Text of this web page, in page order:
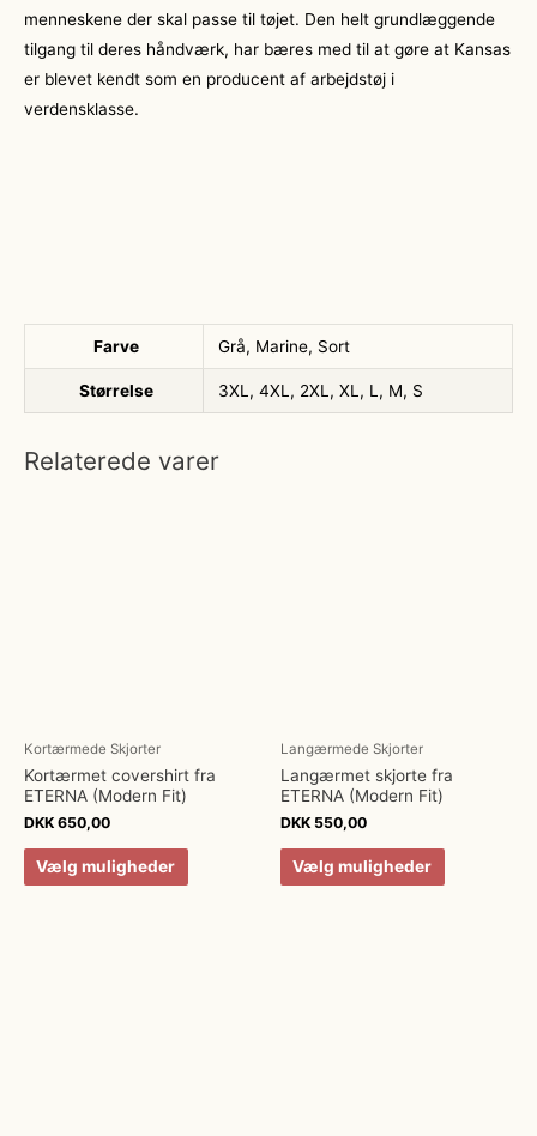
menneskene der skal passe til tøjet. Den helt grundlæggende
tilgang til deres håndværk, har bæres med til at gøre at Kansas
er blevet kendt som en producent af arbejdstøj i
verdensklasse.
Farve Grå, Marine, Sort
Størrelse 3XL, 4XL, 2XL, XL, L, M, S
Relaterede varer
Kortærmede Skjorter
Kortærmet covershirt fra
ETERNA (Modern Fit)
DKK 650,00
Vælg muligheder
Langærmede Skjorter
Langærmet skjorte fra
ETERNA (Modern Fit)
DKK 550,00
Vælg muligheder